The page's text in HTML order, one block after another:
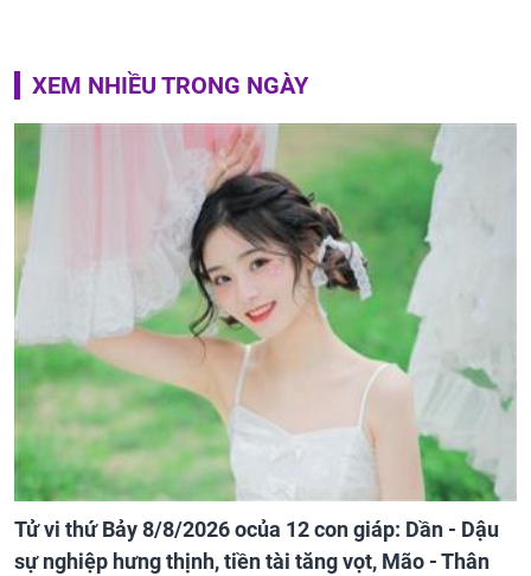
XEM NHIỀU TRONG NGÀY
Tử vi thứ Bảy 8/8/2026 ocủa 12 con giáp: Dần - Dậu
sự nghiệp hưng thịnh, tiền tài tăng vọt, Mão - Thân